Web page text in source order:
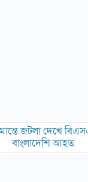
জটলা দেখে
বাংলাদেশি আহত